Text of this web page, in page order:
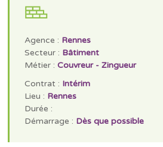
Agence : Rennes
Secteur : Bâtiment
Métier :Couvreur - Zingueur
Contrat : Intérim
Lieu : Rennes
Durée :
Démarrage : Dès que possible